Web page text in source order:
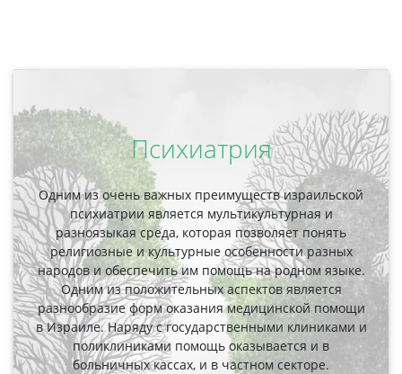
Психиатрия
Одним из очень важных преимуществ израильской
психиатрии является мультикультурная и
разноязыкая среда, которая позволяет понять
религиозные и культурные особенности разных
народов и обеспечить им помощь на родном языке.
Одним из положительных аспектов является
разнообразие форм оказания медицинской помощи
в Израиле. Наряду с государственными клиниками и
поликлиниками помощь оказывается и в
больничных кассах, и в частном секторе.